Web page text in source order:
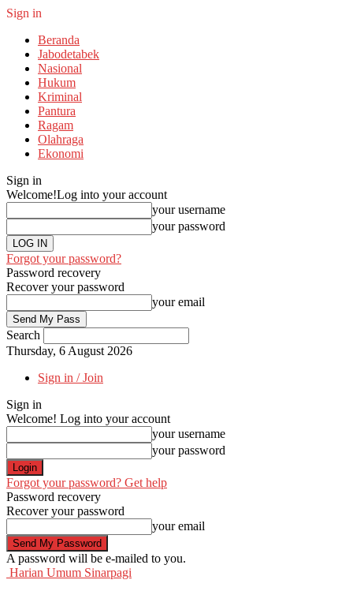
Sign in
Beranda
Jabodetabek
Nasional
Hukum
Kriminal
Pantura
Ragam
Olahraga
Ekonomi
Sign in
Welcome!Log into your account
your username
your password
Forgot your password?
Password recovery
Recover your password
your email
Search
Thursday, 6 August 2026
Sign in / Join
Sign in
Welcome! Log into your account
your username
your password
Forgot your password? Get help
Password recovery
Recover your password
your email
A password will be e-mailed to you.
Harian Umum Sinarpagi